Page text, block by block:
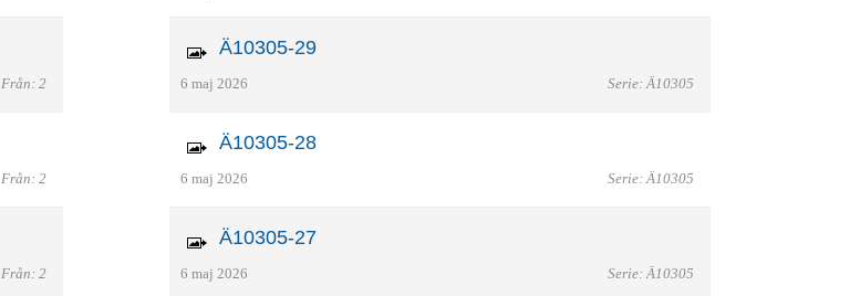
Från: 2
Från: 2
Från: 2
Ä10305-29
6 maj 2026 Serie: Ä10305
Ä10305-28
6 maj 2026 Serie: Ä10305
Ä10305-27
6 maj 2026 Serie: Ä10305